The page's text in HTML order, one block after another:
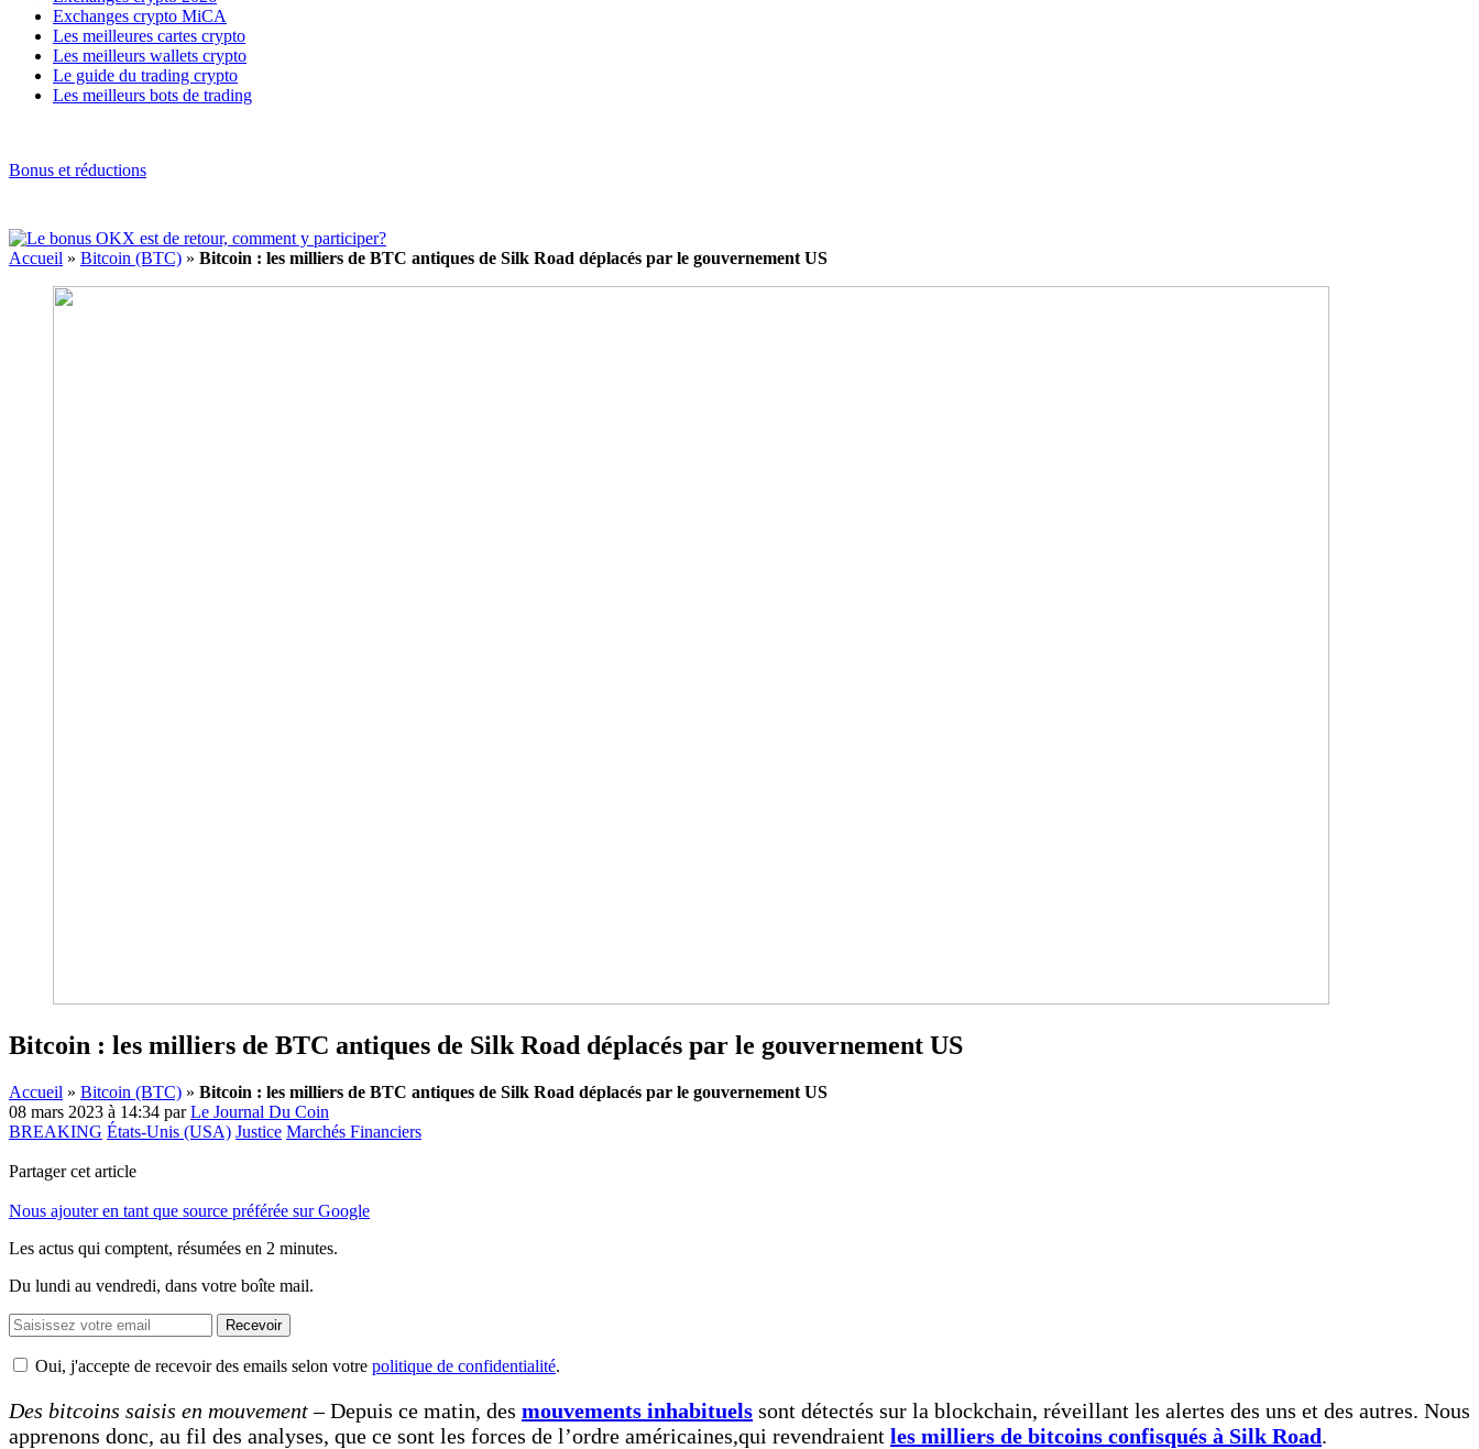
Exchanges crypto MiCA
Les meilleures cartes crypto
Les meilleurs wallets crypto
Le guide du trading crypto
Les meilleurs bots de trading
Bonus et réductions
Accueil » Bitcoin (BTC) » Bitcoin : les milliers de BTC antiques de Silk Road déplacés par le gouvernement US
Bitcoin : les milliers de BTC antiques de Silk Road déplacés par le gouvernement US
Accueil » Bitcoin (BTC) » Bitcoin : les milliers de BTC antiques de Silk Road déplacés par le gouvernement US
08 mars 2023 à 14:34 parLe Journal Du Coin
BREAKING États-Unis (USA) Justice Marchés Financiers
Partager cet article
Nous ajouter en tant que source préférée sur Google
Les actus qui comptent, résumées en 2 minutes.
Du lundi au vendredi, dans votre boîte mail.
Recevoir
Oui, j'accepte de recevoir des emails selon votre politique de confidentialité.
Des bitcoins saisis en mouvement– Depuis ce matin, des mouvements inhabituels sont détectés sur la blockchain, réveillant les alertes des uns et des autres. Nous
apprenons donc, au fil des analyses, que ce sont les forces de l’ordre américaines,qui revendraient les milliers de bitcoins confisqués à Silk Road.